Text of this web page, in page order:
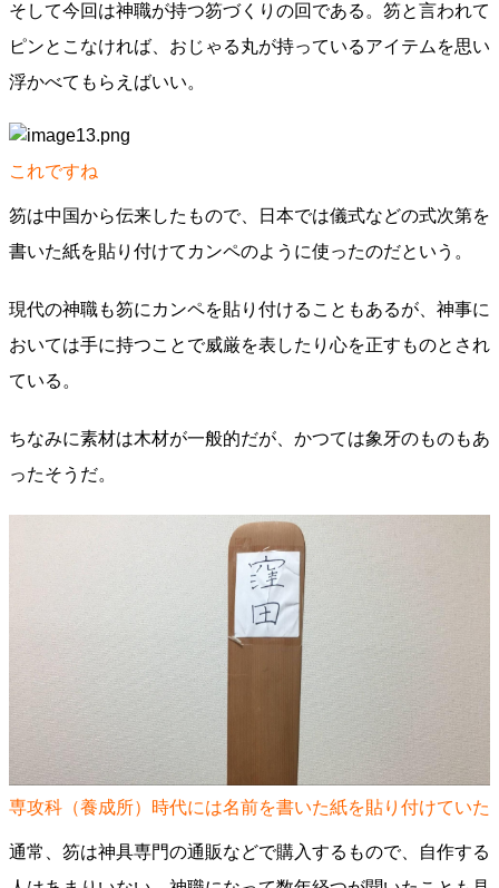
そして今回は神職が持つ笏づくりの回である。笏と言われて
ピンとこなければ、おじゃる丸が持っているアイテムを思い
浮かべてもらえばいい。
これですね
笏は中国から伝来したもので、日本では儀式などの式次第を
書いた紙を貼り付けてカンペのように使ったのだという。
現代の神職も笏にカンペを貼り付けることもあるが、神事に
おいては手に持つことで威厳を表したり心を正すものとされ
ている。
ちなみに素材は木材が一般的だが、かつては象牙のものもあ
ったそうだ。
専攻科（養成所）時代には名前を書いた紙を貼り付けていた
通常、笏は神具専門の通販などで購入するもので、自作する